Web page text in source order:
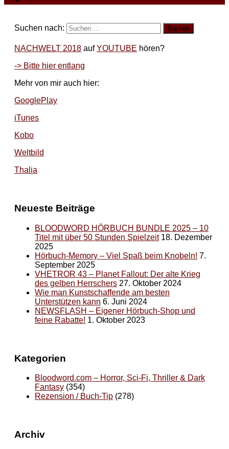
Suchen nach:
NACHWELT 2018 aufYOUTUBE hören?
-> Bitte hier entlang
Mehr von mir auch hier:
GooglePlay
iTunes
Kobo
Weltbild
Thalia
Neueste Beiträge
BLOODWORD HÖRBUCH BUNDLE 2025 – 10
Titel mit über 50 Stunden Spielzeit 18. Dezember
2025
Hörbuch-Memory – Viel Spaß beim Knobeln! 7.
September 2025
VHETROR 43 – Planet Fallout: Der alte Krieg
des gelben Herrschers 27. Oktober 2024
Wie man Kunstschaffende am besten
Unterstützen kann 6. Juni 2024
NEWSFLASH – Eigener Hörbuch-Shop und
feine Rabatte! 1. Oktober 2023
Kategorien
Bloodword.com – Horror, Sci-Fi, Thriller & Dark
Fantasy (354)
Rezension / Buch-Tip (278)
Archiv